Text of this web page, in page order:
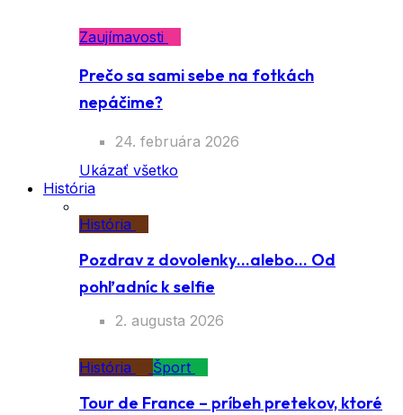
Zaujímavosti
Prečo sa sami sebe na fotkách
nepáčime?
24. februára 2026
Ukázať všetko
História
História
Pozdrav z dovolenky…alebo… Od
pohľadníc k selfie
2. augusta 2026
História Šport
Tour de France – príbeh pretekov, ktoré